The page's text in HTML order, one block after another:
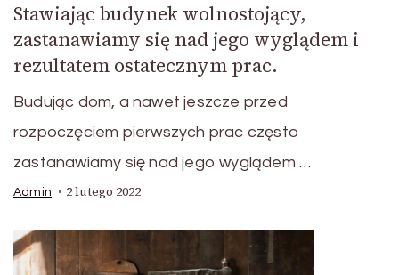
Stawiając budynek wolnostojący,
zastanawiamy się nad jego wyglądem i
rezultatem ostatecznym prac.
Budując dom, a nawet jeszcze przed
rozpoczęciem pierwszych prac często
zastanawiamy się nad jego wyglądem …
Admin 2 lutego 2022